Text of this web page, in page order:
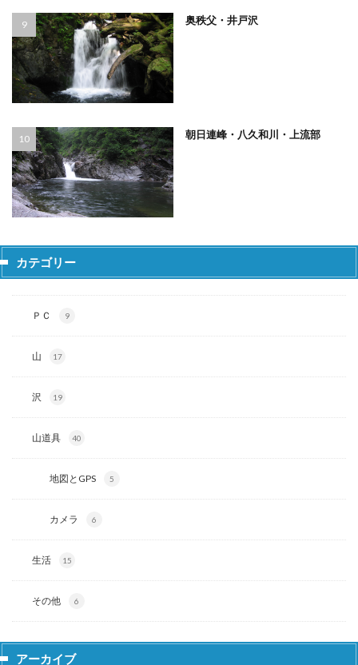
奥秩父・井戸沢
朝日連峰・八久和川・上流部
カテゴリー
ＰＣ 9
山 17
沢 19
山道具 40
地図とGPS 5
カメラ 6
生活 15
その他 6
アーカイブ